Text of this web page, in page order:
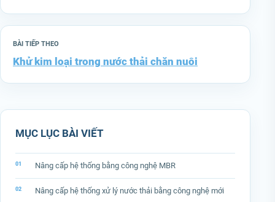
BÀI TIẾP THEO
Khử kim loại trong nước thải chăn nuôi
MỤC LỤC BÀI VIẾT
Nâng cấp hệ thống bằng công nghệ MBR
Nâng cấp hệ thống xử lý nước thải bằng công nghệ mới